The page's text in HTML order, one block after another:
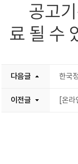
공고기
료 될 수
다음글 한국
이전글 [온라